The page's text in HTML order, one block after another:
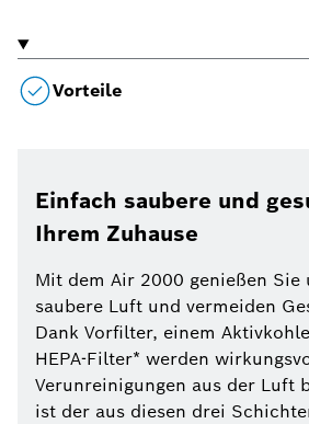
Vorteile
Einfach saubere und
Ihrem Zuhause
Mit dem Air 2000 genießen Sie
saubere Luft und vermeiden
Dank Vorfilter, einem
HEPA-Filter* werden
Verunreinigungen aus der Luft
ist der aus diesen drei